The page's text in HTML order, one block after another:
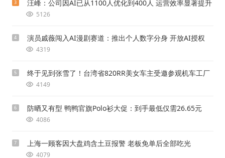
3 汪峰：公司因AI已从1100人优化到400人 运营效率显著提升
5126
4 演员戚薇闯入AI漫剧赛道：推出个人数字分身 开放AI授权
4319
5 终于见到张雪了！台湾省820RR美女车主受邀参观机车工厂
4149
6 防晒又有型 鸭鸭官旗Polo衫大促：到手最低仅需26.65元
4086
7 上海一顾客因大盘鸡含土豆报警 老板免单后全部吃光
4079